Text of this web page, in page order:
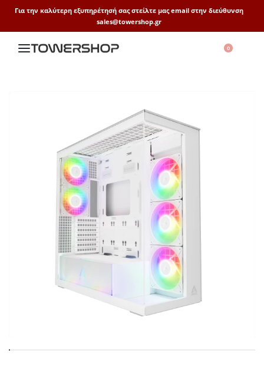
Για την καλύτερη εξυπηρέτησή σας στείλτε μας email στην διεύθυνση
sales@towershop.gr
0